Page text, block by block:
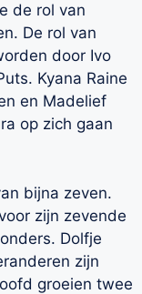
de rol van
De rol van
door Ivo
Kyana Raine
en Madelief
op zich gaan
bijna zeven.
zijn zevende
Dolfje
zijn
groeien twee